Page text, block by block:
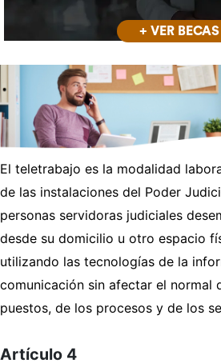
+ VER BECAS
El teletrabajo es la modalidad
de las instalaciones del Poder
personas servidoras judiciales
desde su domicilio u otro espacio
utilizando las tecnologías de la
comunicación sin afectar el normal
puestos, de los procesos y de los
Artículo 4